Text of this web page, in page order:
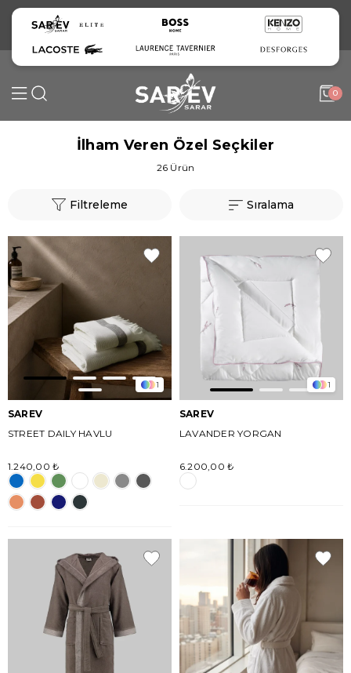
0
İlham Veren Özel Seçkiler
26 Ürün
Filtreleme Sıralama
1
SAREV
STREET DAILY HAVLU
1.240,00 ₺
1
SAREV
LAVANDER YORGAN
6.200,00 ₺